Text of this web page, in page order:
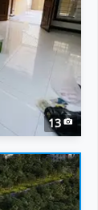
13